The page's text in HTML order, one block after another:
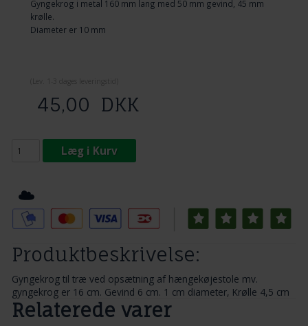
Gyngekrog i metal 160 mm lang med 50 mm gevind, 45 mm
krølle.
Diameter er 10 mm
45,00 DKK
Læg i Kurv
Produktbeskrivelse:
Gyngekrog til træ ved opsætning af hængekøjestole mv.
gyngekrog er 16 cm. Gevind 6 cm. 1 cm diameter, Krølle 4,5 cm
Relaterede varer